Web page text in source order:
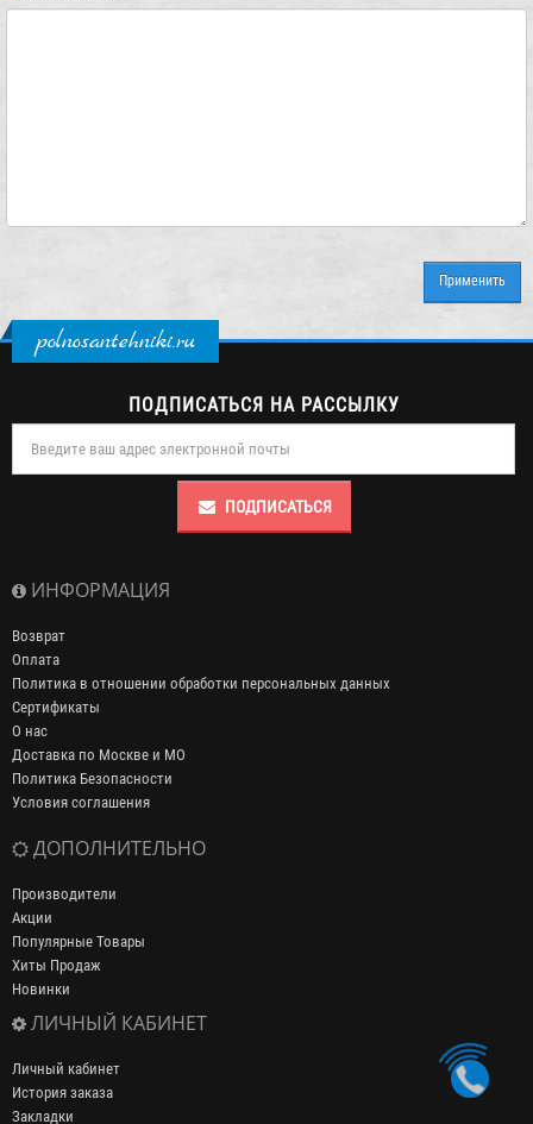
polnosantehniki.ru
ПОДПИСАТЬСЯ НА РАССЫЛКУ
ПОДПИСАТЬСЯ
ИНФОРМАЦИЯ
Возврат
Оплата
Политика в отношении обработки персональных данных
Сертификаты
О нас
Доставка по Москве и МО
Политика Безопасности
Условия соглашения
ДОПОЛНИТЕЛЬНО
Производители
Акции
Популярные Товары
Хиты Продаж
Новинки
ЛИЧНЫЙ КАБИНЕТ
Личный кабинет
История заказа
Закладки